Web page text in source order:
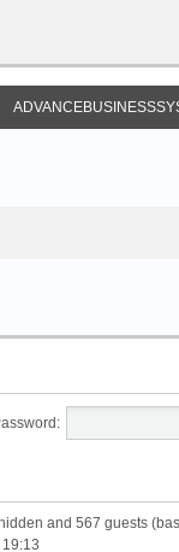
and 567 guests